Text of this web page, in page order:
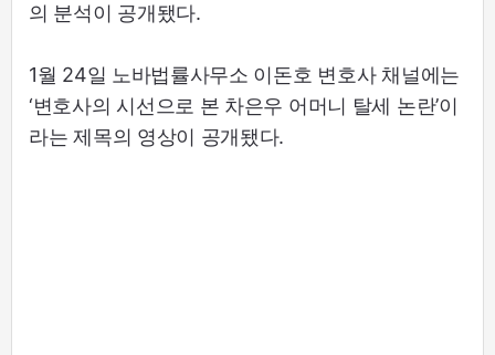
의 분석이 공개됐다.
1월 24일 노바법률사무소 이돈호 변호사 채널에는
‘변호사의 시선으로 본 차은우 어머니 탈세 논란’이
라는 제목의 영상이 공개됐다.